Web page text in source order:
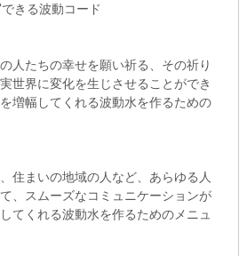
できる波動コード
人たちの幸せを願い祈る、その祈り
世界に変化を生じさせることができ
増幅してくれる波動水を作るための
住まいの地域の人など、あらゆる人
、スムーズなコミュニケーションが
てくれる波動水を作るためのメニュ